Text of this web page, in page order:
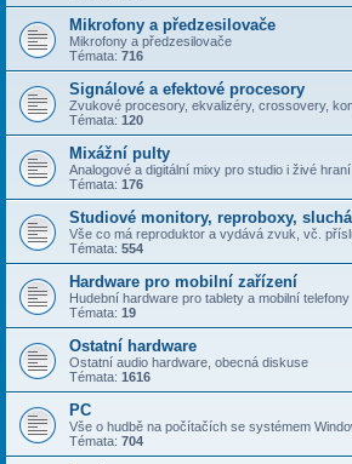
Mikrofony a předzesilovače
Mikrofony a předzesilovače
Témata: 716
Signálové a efektové procesory
Zvukové procesory, ekvalizéry, crossovery,
Témata: 120
Mixážní pulty
Analogové a digitální mixy pro studio i živé hraní
Témata: 176
Studiové monitory, reproboxy,
Vše co má reproduktor a vydává zvuk, vč.
Témata: 554
Hardware pro mobilní zařízení
Hudební hardware pro tablety a mobilní telefony
Témata: 19
Ostatní hardware
Ostatní audio hardware, obecná diskuse
Témata: 1616
PC
Vše o hudbě na počítačích se systémem
Témata: 704